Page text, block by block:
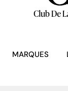
MARQUES